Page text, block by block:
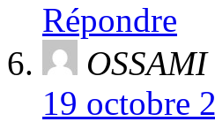
Répondre
OSSAMI
19 octobre